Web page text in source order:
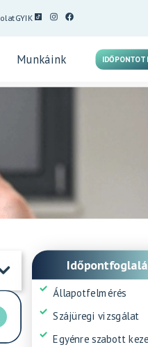
GYIK
Munkáink IDŐPONTOT
Állapotfelmérés
Szájüregi vizsgálat
Egyénre szabott